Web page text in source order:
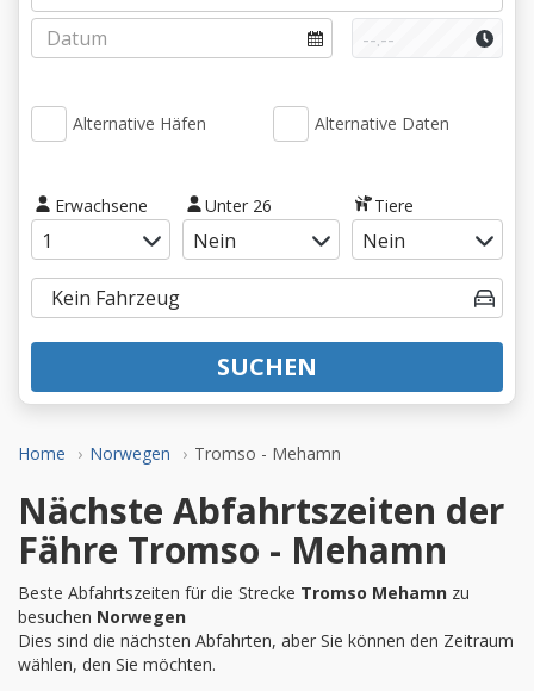
Home Norwegen Tromso - Mehamn
Alternative Häfen Alternative Daten
Erwachsene Unter 26 Tiere
SUCHEN
Nächste Abfahrtszeiten der
Fähre Tromso - Mehamn
Beste Abfahrtszeiten für die Strecke Tromso Mehamn zu
besuchen Norwegen
Dies sind die nächsten Abfahrten, aber Sie können den Zeitraum
wählen, den Sie möchten.